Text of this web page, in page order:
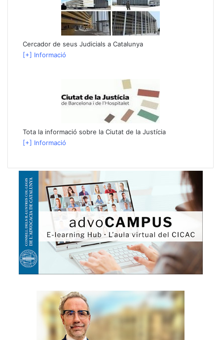
Cercador de seus Judicials a Catalunya
[+] Informació
Tota la informació sobre la Ciutat de la Justícia
[+] Informació